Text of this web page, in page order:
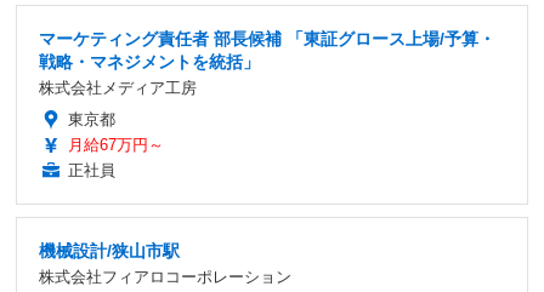
マーケティング責任者 部長候補 「東証グロース上場/予算・
戦略・マネジメントを統括」
株式会社メディア工房
東京都
月給67万円～
正社員
機械設計/狭山市駅
株式会社フィアロコーポレーション